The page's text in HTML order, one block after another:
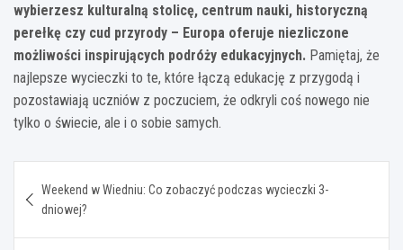
wybierzesz kulturalną stolicę, centrum nauki, historyczną
perełkę czy cud przyrody – Europa oferuje niezliczone
możliwości inspirujących podróży edukacyjnych. Pamiętaj, że
najlepsze wycieczki to te, które łączą edukację z przygodą i
pozostawiają uczniów z poczuciem, że odkryli coś nowego nie
tylko o świecie, ale i o sobie samych.
wpisu
Weekend w Wiedniu: Co zobaczyć podczas wycieczki 3-
dniowej?